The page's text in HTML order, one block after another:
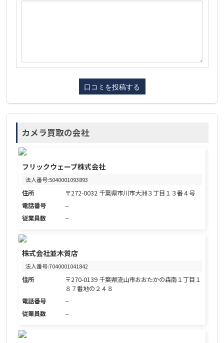
カメラ買取の会社
フリックウェーブ株式会社
法人番号:5040001093893
住所
〒272-0032 千葉県市川市大洲３丁目１３番４号
電話番号
--
従業員数
--
株式会社並木質店
法人番号:7040001041842
住所
〒270-0139 千葉県流山市おおたかの森南１丁目１
８７番地の２４８
電話番号
--
従業員数
--